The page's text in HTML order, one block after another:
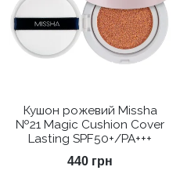
Кушон рожевий Missha
№21 Magic Cushion Cover
Lasting SPF50+/PA+++
440 грн